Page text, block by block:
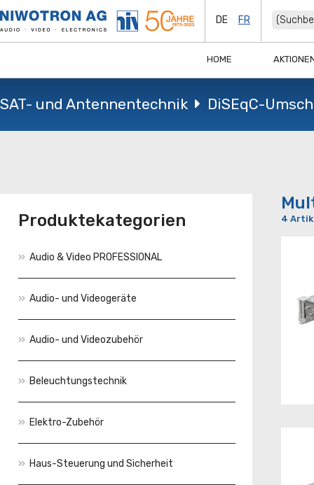
DE FR
HOME
SAT- und Antennentechnik DiSEqC-
Produktekategorien
Audio & Video PROFESSIONAL
Audio- und Videogeräte
Audio- und Videozubehör
Beleuchtungstechnik
Elektro-Zubehör
Haus-Steuerung und Sicherheit
4